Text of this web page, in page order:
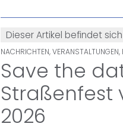
Dieser Artikel befindet
NACHRICHTEN, VERANSTALTUNGEN,
Save the
Straßenfest
2026